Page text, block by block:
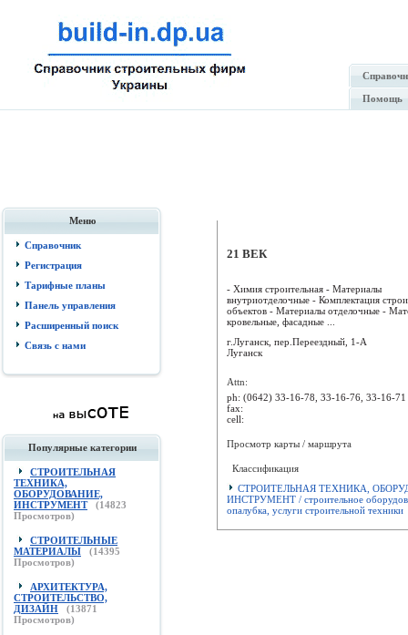
Помощь
Меню
Справочник
Регистрация
Тарифные планы
Панель управления
Расширенный поиск
Связь с нами
Популярные категории
СТРОИТЕЛЬНАЯ
ТЕХНИКА,
ОБОРУДОВАНИЕ,
ИНСТРУМЕНТ
(14823
Просмотров)
СТРОИТЕЛЬНЫЕ
МАТЕРИАЛЫ
(14395
Просмотров)
АРХИТЕКТУРА,
СТРОИТЕЛЬСТВО,
ДИЗАЙН
(13871
Просмотров)
21 ВЕК
- Химия строительная - Материалы
внутриотделочные - Комплектация
объектов - Материалы отделочные -
кровельные, фасадные ...
г.Луганск, пер.Переездный, 1-А
Луганск
Attn:
ph: (0642) 33-16-78, 33-16-76, 33-16-71
fax:
cell:
Просмотр карты / маршрута
Классификация
СТРОИТЕЛЬНАЯ ТЕХНИКА,
ИНСТРУМЕНТ / строительное
опалубка, услуги строительной техники